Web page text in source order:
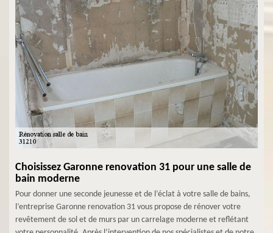
Choisissez Garonne renovation 31 pour une salle de
bain moderne
Pour donner une seconde jeunesse et de l’éclat à votre salle de bains,
l’entreprise Garonne renovation 31 vous propose de rénover votre
revêtement de sol et de murs par un carrelage moderne et reflétant